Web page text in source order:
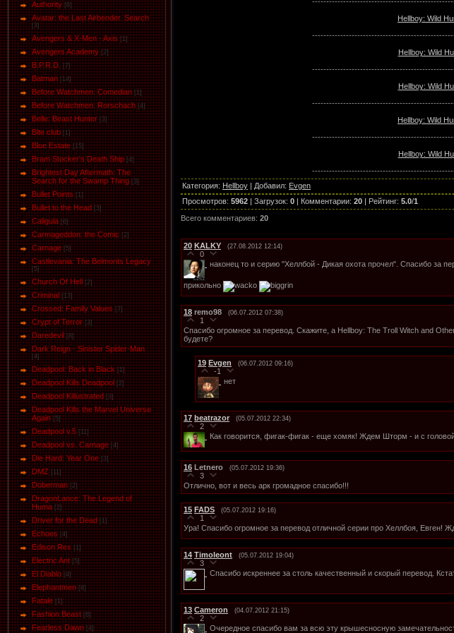
Authority [6]
Avatar: the Last Airbender. Search
[3]
Avengers & X-Men - Axis [1]
Avengers Academy [2]
B.P.R.D. [7]
Batman [14]
Before Watchmen: Comedian [1]
Before Watchmen: Rorschach [4]
Belle: Beast Hunter [3]
Bite club [1]
Blue Estate [15]
Bram Stocker's Death Ship [4]
Brightest Day Aftermath: The
Search for the Swamp Thing [3]
Bullet Points [1]
Bullet to the Head [3]
Caligula [6]
Carmageddon: the Comic [2]
Carnage [5]
Castlevania: The Belmonts Legacy
[5]
Church Of Hell [2]
Criminal [13]
Crossed: Family Values [7]
Crypt of Terror [3]
Daredevil [8]
Dark Reign - Sinister Spider-Man
[4]
Deadpool: Back in Black [1]
Deadpool Kills Deadpool [2]
Deadpool Killustrated [3]
Deadpool Kills the Marvel Universe
Again [5]
Deadpool v.5 [11]
Deadpool vs. Carnage [4]
Die Hard: Year One [3]
DMZ [11]
Doberman [2]
DragonLance: The Legend of
Huma [2]
Driver for the Dead [1]
Eсhoеs [4]
Edison Rex [1]
Electric Ant [5]
El Diablo [4]
Elephantmen [8]
Fatale [1]
Fashion Beast [8]
Fearless Dawn [4]
Hellboy: Wild
Hellboy: Wild
Hellboy: Wild
Hellboy: Wild
Hellboy: Wild
Категория: Hellboy | Добавил: Evgen
Просмотров: 5962 | Загрузок: 0 | Комментарии: 20 | Рейтинг: 5.0/1
Всего комментариев: 20
20 KALKY (27.08.2012 12:14)
0
наконец то и серию "Хеллбой - Дикая охота прочел". Спасибо за
прикольно
18 remo98 (06.07.2012 07:38)
1
Спасибо огромное за перевод. Скажите, а Hellboy: The Troll Witch and
будете?
19 Evgen (06.07.2012 09:16)
-1
нет
17 beatrazor (05.07.2012 22:34)
2
Как говорится, фигак-фигак - еще хомяк! Ждем Шторм - и с
16 Letnero (05.07.2012 19:36)
3
Отлично, вот и весь арк громадное спасибо!!!
15 FADS (05.07.2012 19:16)
1
Ура! Спасибо огромное за перевод отличной серии про Хеллбоя, Евген!
14 Timoleont (05.07.2012 19:04)
3
Спасибо искреннее за столь качественный и скорый перевод.
13 Cameron (04.07.2012 21:15)
2
Очередное спасибо вам за всю эту крышесносную